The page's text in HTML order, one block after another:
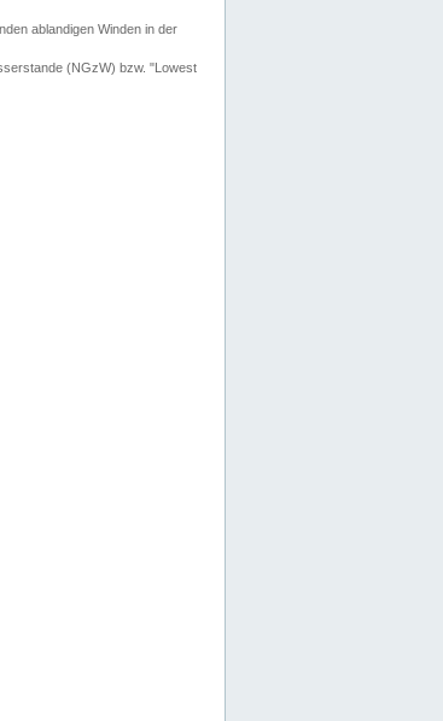
ablandigen Winden in der
(NGzW) bzw. "Lowest